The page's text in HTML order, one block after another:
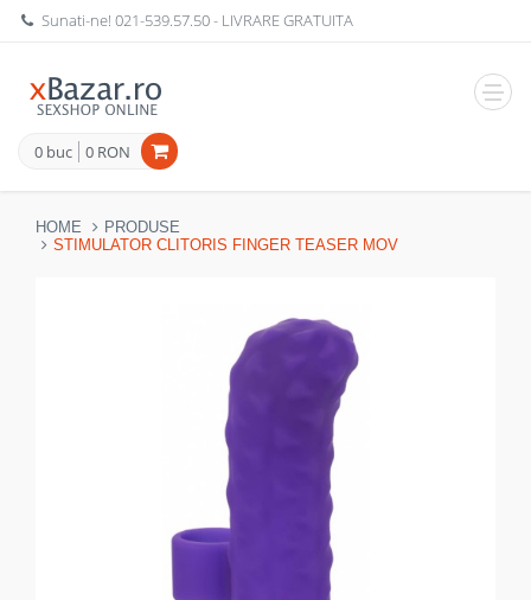
Sunati-ne!021-539.57.50- LIVRARE GRATUITA
0 buc 0 RON
HOME
PRODUSE
STIMULATOR CLITORIS FINGER TEASER MOV